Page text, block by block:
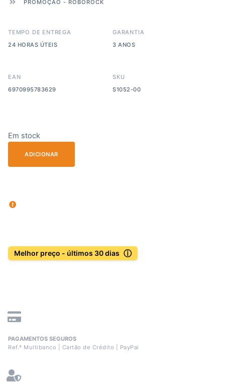
PROMOÇÃO - ROBOROCK
TEMPO DE ENTREGA
24 HORAS ÚTEIS
GARANTIA
3 ANOS
EAN
6970995783629
SKU
S1052-00
Em stock
ADICIONAR
Melhor preço - últimos 30 dias ⓘ
PAGAMENTOS SEGUROS
Ref.ª Multibanco | Cartão de Crédito | PayPal